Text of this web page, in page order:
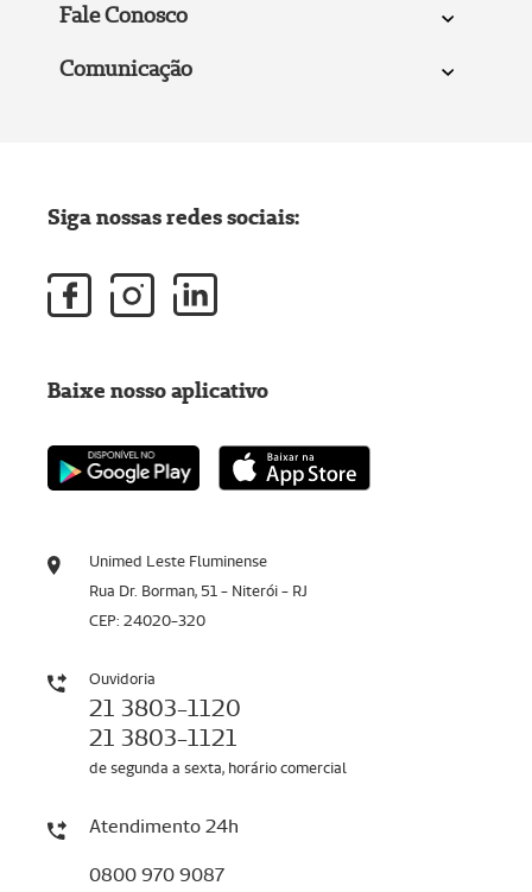
Fale Conosco
Comunicação
Unimed Leste Fluminense
Rua Dr. Borman, 51 - Niterói - RJ
CEP: 24020-320
Ouvidoria
21 3803-1120
21 3803-1121
de segunda a sexta, horário comercial
Atendimento 24h
0800 970 9087
Siga nossas redes sociais:
Baixe nosso aplicativo